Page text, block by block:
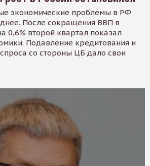
экономические проблемы в РФ
После сокращения ВВП в
0,6% второй квартал показал
Подавление кредитования и
со стороны ЦБ дало свои